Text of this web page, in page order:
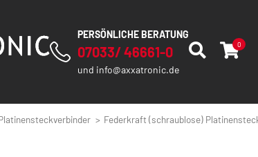
PERSÖNLICHE BERATUNG
07033/ 46661-0
und info@axxatronic.de
0
Federkraft (schraublose)